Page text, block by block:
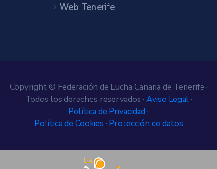
Web Tenerife
Copyright © Federación de Lucha Canaria de Tenerife ·
Todos los derechos reservados · Aviso Legal·
Política de Privacidad ·
Política de Cookies · Protección de datos